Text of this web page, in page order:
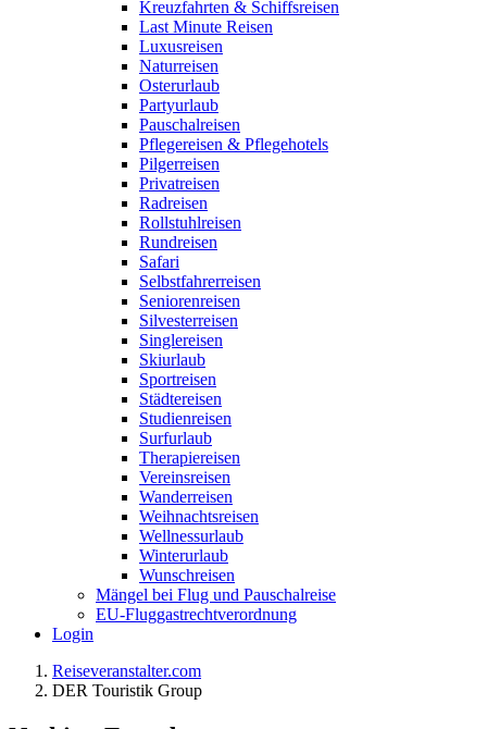
Kreuzfahrten & Schiffsreisen
Last Minute Reisen
Luxusreisen
Naturreisen
Osterurlaub
Partyurlaub
Pauschalreisen
Pflegereisen & Pflegehotels
Pilgerreisen
Privatreisen
Radreisen
Rollstuhlreisen
Rundreisen
Safari
Selbstfahrerreisen
Seniorenreisen
Silvesterreisen
Singlereisen
Skiurlaub
Sportreisen
Städtereisen
Studienreisen
Surfurlaub
Therapiereisen
Vereinsreisen
Wanderreisen
Weihnachtsreisen
Wellnessurlaub
Winterurlaub
Wunschreisen
Mängel bei Flug und Pauschalreise
EU-Fluggastrechtverordnung
Login
Reiseveranstalter.com
DER Touristik Group